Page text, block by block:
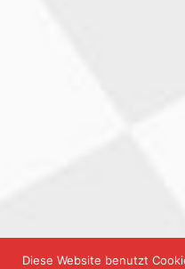
Diese Website benutzt